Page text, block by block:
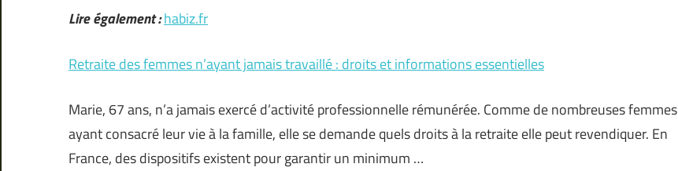
Lire également :habiz.fr
Retraite des femmes n’ayant jamais travaillé : droits et informations essentielles
Marie, 67 ans, n’a jamais exercé d’activité professionnelle rémunérée. Comme de nombreuses femmes
ayant consacré leur vie à la famille, elle se demande quels droits à la retraite elle peut revendiquer. En
France, des dispositifs existent pour garantir un minimum …